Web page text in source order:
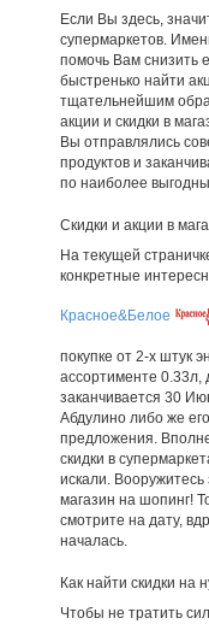
Если Вы здесь,
супермаркетов.
помочь Вам снизить
быстренько найти
тщательнейшим
акции и скидки в
Вы отправлялись
продуктов и
по наиболее
Скидки и акции в
На текущей
конкретные
Красное&Белое
покупке от 2-х штук
ассортименте 0.33л,
заканчивается 30
Абдулино либо же
предложения.
скидки в
искали.
магазин на шопинг!
смотрите на дату,
началась.
Как найти скидки на
Чтобы не тратить